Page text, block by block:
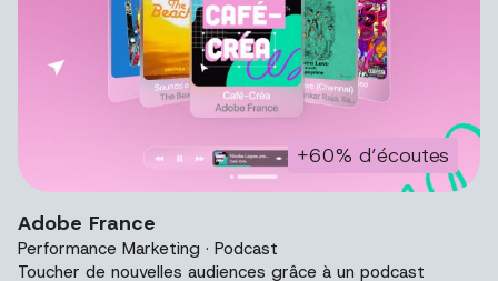
+60% d’écoutes
Adobe France
Performance Marketing · Podcast
Toucher de nouvelles audiences grâce à un podcast